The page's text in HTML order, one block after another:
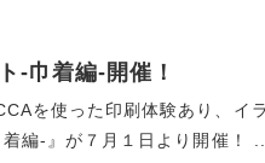
-巾着編-開催！
を使った印刷体験あり、イ
編-』が７月１日より開催！ ...